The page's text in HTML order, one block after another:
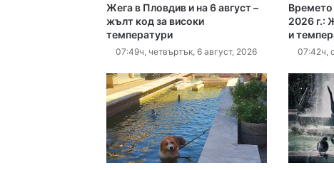
16:40ч, четвъртък, 6
16:15ч, четвъртък, 6
Жега в Пловдив и на 6 август –
жълт код за високи
температури
07:49ч, четвъртък, 6 август, 2026
Времето
2026 г.:
и
07:42ч,